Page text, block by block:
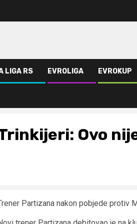
LIGA RS EVROLIGA EVROKUP
Ovo
Partizana nakon pobjede protiv